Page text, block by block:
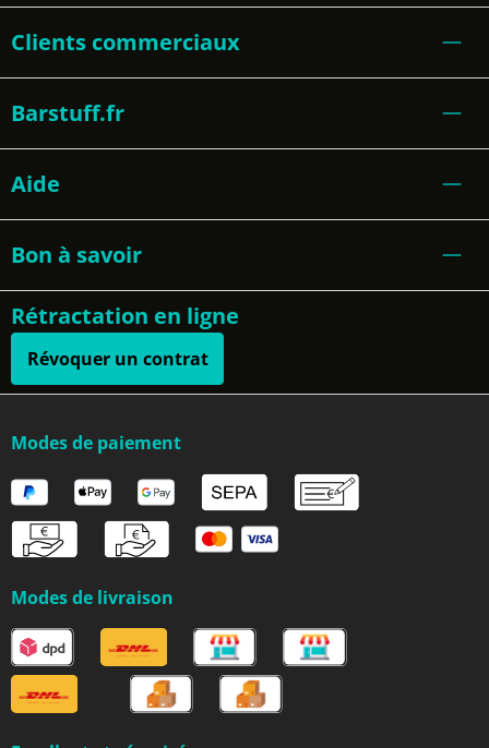
Clients commerciaux
Barstuff.fr
Aide
Bon à savoir
Rétractation en ligne
Révoquer un contrat
Modes de paiement
Modes de livraison